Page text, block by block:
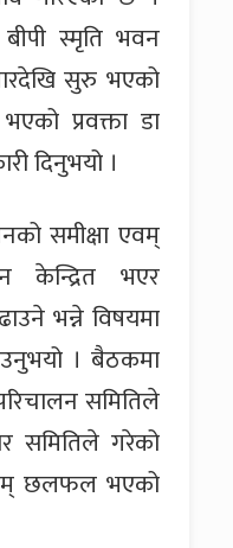
स्मृति भवन
सुरु भएको
प्रवक्ता डा
दिनुभयो ।
समीक्षा एवम्
केन्द्रित भएर
भन्ने विषयमा
। बैठकमा
समितिले
समितिले गरेको
छलफल भएको